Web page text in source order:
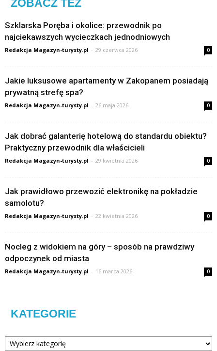
ZOBACZ TEŻ
Szklarska Poręba i okolice: przewodnik po
najciekawszych wycieczkach jednodniowych
Redakcja Magazyn-turysty.pl - 29 czerwca 2026 0
Jakie luksusowe apartamenty w Zakopanem posiadają
prywatną strefę spa?
Redakcja Magazyn-turysty.pl - 26 maja 2026 0
Jak dobrać galanterię hotelową do standardu obiektu?
Praktyczny przewodnik dla właścicieli
Redakcja Magazyn-turysty.pl - 29 kwietnia 2026 0
Jak prawidłowo przewozić elektronikę na pokładzie
samolotu?
Redakcja Magazyn-turysty.pl - 22 kwietnia 2026 0
Nocleg z widokiem na góry – sposób na prawdziwy
odpoczynek od miasta
Redakcja Magazyn-turysty.pl - 16 marca 2026 0
KATEGORIE
Kategorie